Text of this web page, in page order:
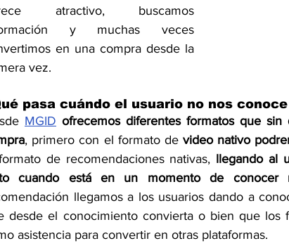
atractivo, buscamos
y muchas veces
en una compra desde la
vez.
pasa cuándo el usuario no nos
MGID ofrecemos diferentes formatos que
, primero con el formato de video nativo
de recomendaciones nativas, llegando al
cuando está en un momento de conocer
llegamos a los usuarios dando a
desde el conocimiento convierta o bien que los
asistencia para convertir en otras plataformas.